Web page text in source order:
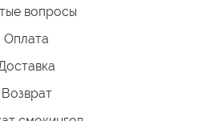
вопросы
Оплата
Возврат